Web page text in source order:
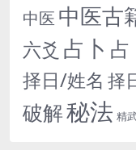
中医 中医古
六爻 占卜 占
择日/姓名 择
破解秘法 精